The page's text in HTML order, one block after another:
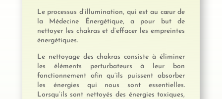
Le processus d’illumination, qui est au cœur de
la Médecine Énergétique, a pour but de
nettoyer les chakras et d’effacer les empreintes
énergétiques.
Le nettoyage des chakras consiste à éliminer
les éléments perturbateurs à leur bon
fonctionnement afin qu’ils puissent absorber
les énergies qui nous sont essentielles.
Lorsqu’ils sont nettoyés des énergies toxiques,